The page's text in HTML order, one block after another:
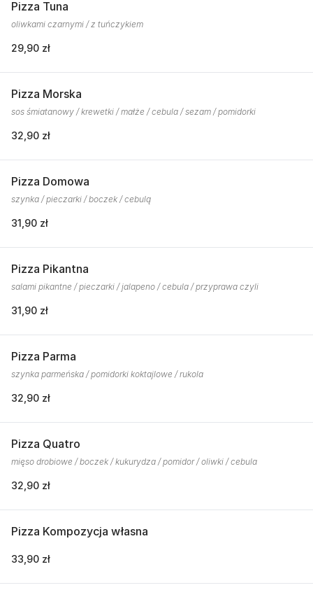
Pizza Tuna
oliwkami czarnymi / z tuńczykiem
29,90 zł
Pizza Morska
sos śmiatanowy / krewetki / małże / cebula / sezam / pomidorki
32,90 zł
Pizza Domowa
szynka / pieczarki / boczek / cebulą
31,90 zł
Pizza Pikantna
salami pikantne / pieczarki / jalapeno / cebula / przyprawa czyli
31,90 zł
Pizza Parma
szynka parmeńska / pomidorki koktajlowe / rukola
32,90 zł
Pizza Quatro
mięso drobiowe / boczek / kukurydza / pomidor / oliwki / cebula
32,90 zł
Pizza Kompozycja własna
33,90 zł